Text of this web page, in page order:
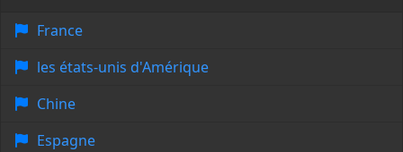
France
les états-unis d'Amérique
Chine
Espagne